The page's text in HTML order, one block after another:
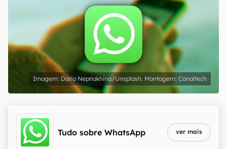
Daria Nepriakhina/Unsplash. Montagem: Canaltech
Tudo sobre WhatsApp ver mais